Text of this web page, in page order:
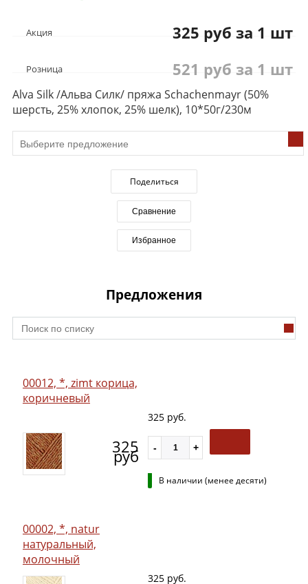
Акция 325 руб за 1 шт
Розница 521 руб за 1 шт
Alva Silk /Альва Силк/ пряжа Schachenmayr (50%
шерсть, 25% хлопок, 25% шелк), 10*50г/230м
Поделиться
Сравнение
Избранное
Предложения
00012, *, zimt корица,
коричневый
325
руб
325 руб.
В наличии (менее десяти)
00002, *, natur
натуральный,
молочный
325 руб.